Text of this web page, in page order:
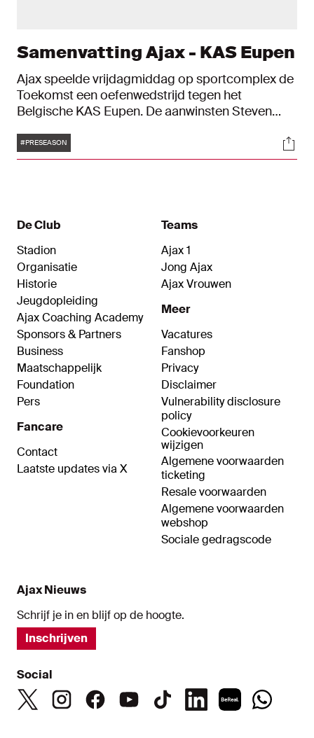
Samenvatting Ajax - KAS Eupen
Ajax speelde vrijdagmiddag op sportcomplex de
Toekomst een oefenwedstrijd tegen het
Belgische KAS Eupen. De aanwinsten Steven
officieuze minuten in het Ajax-shirt. Zondag
vertrekt de selectie naar Oostenrijk voor een
Tags
#PRESEASON
De Club
Stadion
Organisatie
Historie
Jeugdopleiding
Ajax Coaching Academy
Sponsors & Partners
Business
Maatschappelijk
Foundation
Pers
Fancare
Contact
Laatste updates via X
Teams
Ajax 1
Jong Ajax
Ajax Vrouwen
Meer
Vacatures
Fanshop
Privacy
Disclaimer
Vulnerability disclosure
policy
Cookievoorkeuren
wijzigen
Algemene voorwaarden
ticketing
Resale voorwaarden
Algemene voorwaarden
webshop
Sociale gedragscode
Ajax Nieuws
Schrijf je in en blijf op de hoogte.
Inschrijven
Social